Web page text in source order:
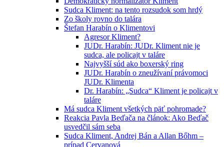
Sudca Kliment: na tento rozsudok som hrdý
Zo školy rovno do talára
Štefan Harabín o Klimentovi
Agresor Kliment?
JUDr. Harabín: JUDr. Kliment nie je
sudca, ale policajt v taláre
Najvyšší súd ako boxerský ring
JUDr. Harabín o zneužívaní právomoci
JUDr. Klimenta
Dr. Harabín: „Sudca“ Kliment je policajt v
taláre
Má sudca Kliment všetkých päť pohromade?
Reakcia Pavla Beďača na článok: Ako Beďač
usvedčil sám seba
Sudca Kliment, Andrej Bán a Allan Bőhm –
prípad Cervanová